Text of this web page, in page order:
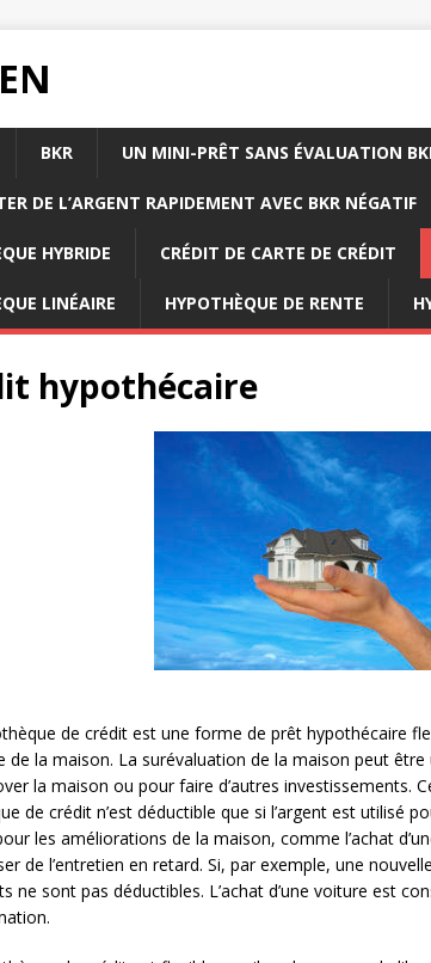
BKR UN MINI-PRÊT SANS ÉVALUATION
DE L’ARGENT RAPIDEMENT AVEC BKR NÉGATIF
HYBRIDE CRÉDIT DE CARTE DE CRÉDIT
LINÉAIRE HYPOTHÈQUE DE RENTE
hypothécaire
de crédit est une forme de prêt hypothécaire
de la maison. La surévaluation de la maison peut
la maison ou pour faire d’autres investissements.
de crédit n’est déductible que si l’argent est utilisé
les améliorations de la maison, comme l’achat
de l’entretien en retard. Si, par exemple, une
ne sont pas déductibles. L’achat d’une voiture est